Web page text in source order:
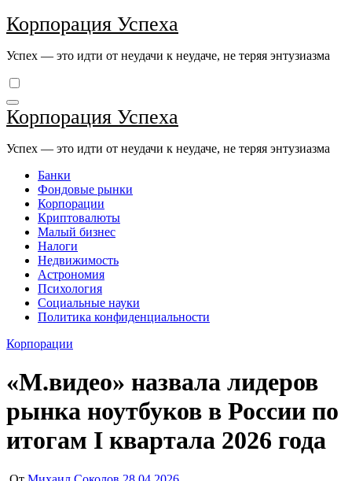
Перейти
к
Корпорация Успеха
Успех — это идти от неудачи к неудаче, не теряя энтузиазма
Корпорация Успеха
Успех — это идти от неудачи к неудаче, не теряя энтузиазма
Банки
Фондовые рынки
Корпорации
Криптовалюты
Малый бизнес
Налоги
Недвижимость
Астрономия
Психология
Социальные науки
Политика конфиденциальности
Корпорации
«М.видео» назвала лидеров
рынка ноутбуков в России по
итогам I квартала 2026 года